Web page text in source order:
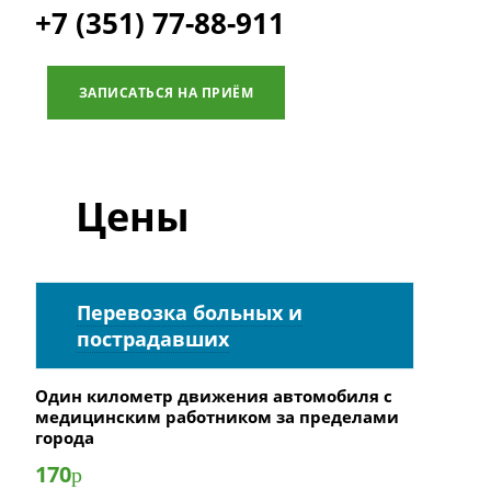
+7 (351) 77-88-911
ЗАПИСАТЬСЯ НА ПРИЁМ
Цены
Перевозка больных и
пострадавших
Один километр движения автомобиля с
медицинским работником за пределами
города
170р